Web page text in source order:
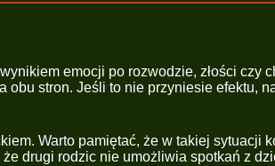
emocji po rozwodzie, złości czy
stron. Jeśli to nie przyniesie efektu,
Warto pamiętać, że w takiej sytuacji
drugi rodzic nie umożliwia spotkań z